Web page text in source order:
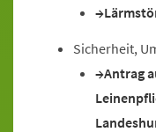
Sicherheit,
Antrag